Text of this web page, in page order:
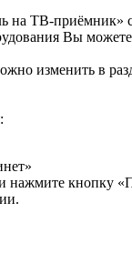
на ТВ-приёмник»
Вы
изменить в
кнопку